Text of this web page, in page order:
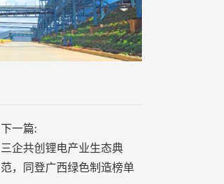
下一篇:
三企共创锂电产业生态典
范，同登广西绿色制造榜单